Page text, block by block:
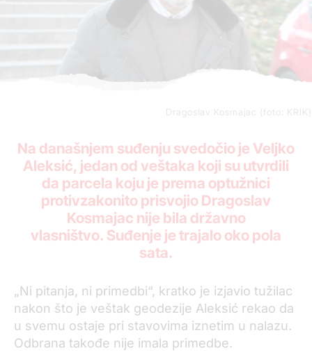
Dragoslav Kosmajac (foto: KRIK)
Na današnjem suđenju svedočio je Veljko
Aleksić, jedan od veštaka koji su utvrdili
da parcela koju je prema optužnici
protivzakonito prisvojio Dragoslav
Kosmajac nije bila državno
vlasništvo. Suđenje je trajalo oko pola
sata.
„Ni pitanja, ni primedbi“, kratko je izjavio tužilac
nakon što je veštak geodezije Aleksić rekao da
u svemu ostaje pri stavovima iznetim u nalazu.
Odbrana takođe nije imala primedbe.